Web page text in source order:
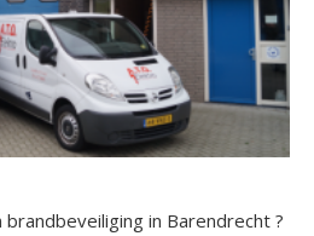
in Barendrecht ?